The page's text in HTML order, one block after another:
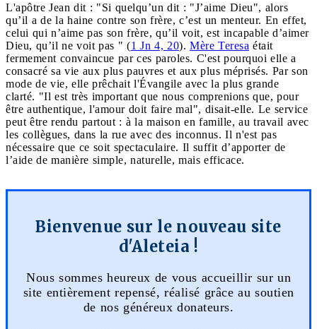
L'apôtre Jean dit : "Si quelqu’un dit : "J’aime Dieu", alors
qu’il a de la haine contre son frère, c’est un menteur. En effet,
celui qui n’aime pas son frère, qu’il voit, est incapable d’aimer
Dieu, qu’il ne voit pas " (1 Jn 4, 20). Mère Teresa était
fermement convaincue par ces paroles. C'est pourquoi elle a
consacré sa vie aux plus pauvres et aux plus méprisés. Par son
mode de vie, elle prêchait l'Évangile avec la plus grande
clarté. "Il est très important que nous comprenions que, pour
être authentique, l'amour doit faire mal", disait-elle. Le service
peut être rendu partout : à la maison en famille, au travail avec
les collègues, dans la rue avec des inconnus. Il n'est pas
nécessaire que ce soit spectaculaire. Il suffit d’apporter de
l’aide de manière simple, naturelle, mais efficace.
Bienvenue sur le nouveau site
d'Aleteia !
Nous sommes heureux de vous accueillir sur un
site entièrement repensé, réalisé grâce au soutien
de nos généreux donateurs.